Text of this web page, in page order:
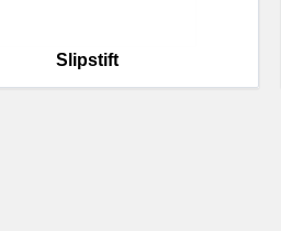
Slipstift